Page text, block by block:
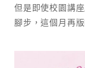
但是即使校園講
腳步，這個月再